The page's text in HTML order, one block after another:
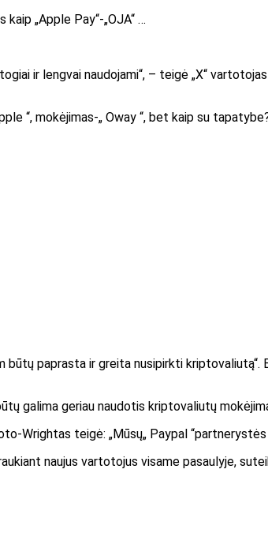
„Apple Pay“-„OJA“ …
ir lengvai naudojami“, – teigė „X“ vartotojas
“, mokėjimas-„ Oway “, bet kaip su
paprasta ir greita nusipirkti kriptovaliutą“.
galima geriau naudotis kriptovaliutų
Wrightas teigė: „Mūsų„ Paypal
naujus vartotojus visame pasaulyje,